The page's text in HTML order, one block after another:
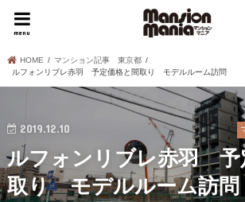
menu
HOME
マンション記事 東京都
ルフォンリブレ赤羽 予定価格と間取り モデルルーム訪問
2019.12.10
ルフォンリブレ赤羽 予
取り モデルルーム訪問